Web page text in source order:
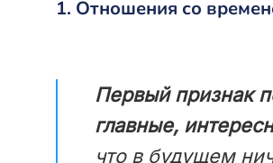
1. Отношения со
Первый признак
главные,
что в будущем